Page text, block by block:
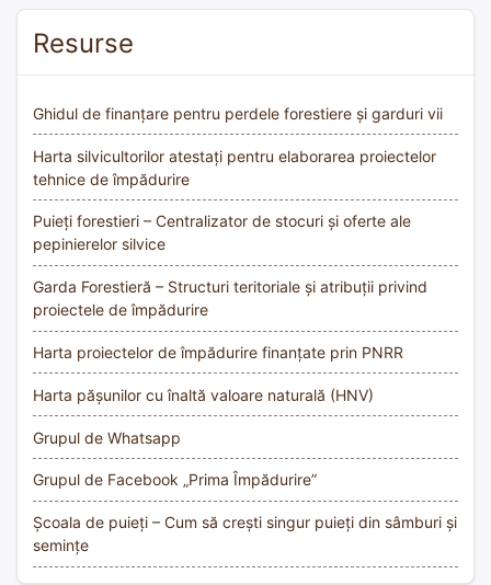
Resurse
Ghidul de finanțare pentru perdele forestiere și garduri vii
Harta silvicultorilor atestați pentru elaborarea proiectelor
tehnice de împădurire
Puieți forestieri – Centralizator de stocuri și oferte ale
pepinierelor silvice
Garda Forestieră – Structuri teritoriale și atribuții privind
proiectele de împădurire
Harta proiectelor de împădurire finanțate prin PNRR
Harta pășunilor cu înaltă valoare naturală (HNV)
Grupul de Whatsapp
Grupul de Facebook „Prima Împădurire”
Școala de puieți – Cum să crești singur puieți din sâmburi și
semințe